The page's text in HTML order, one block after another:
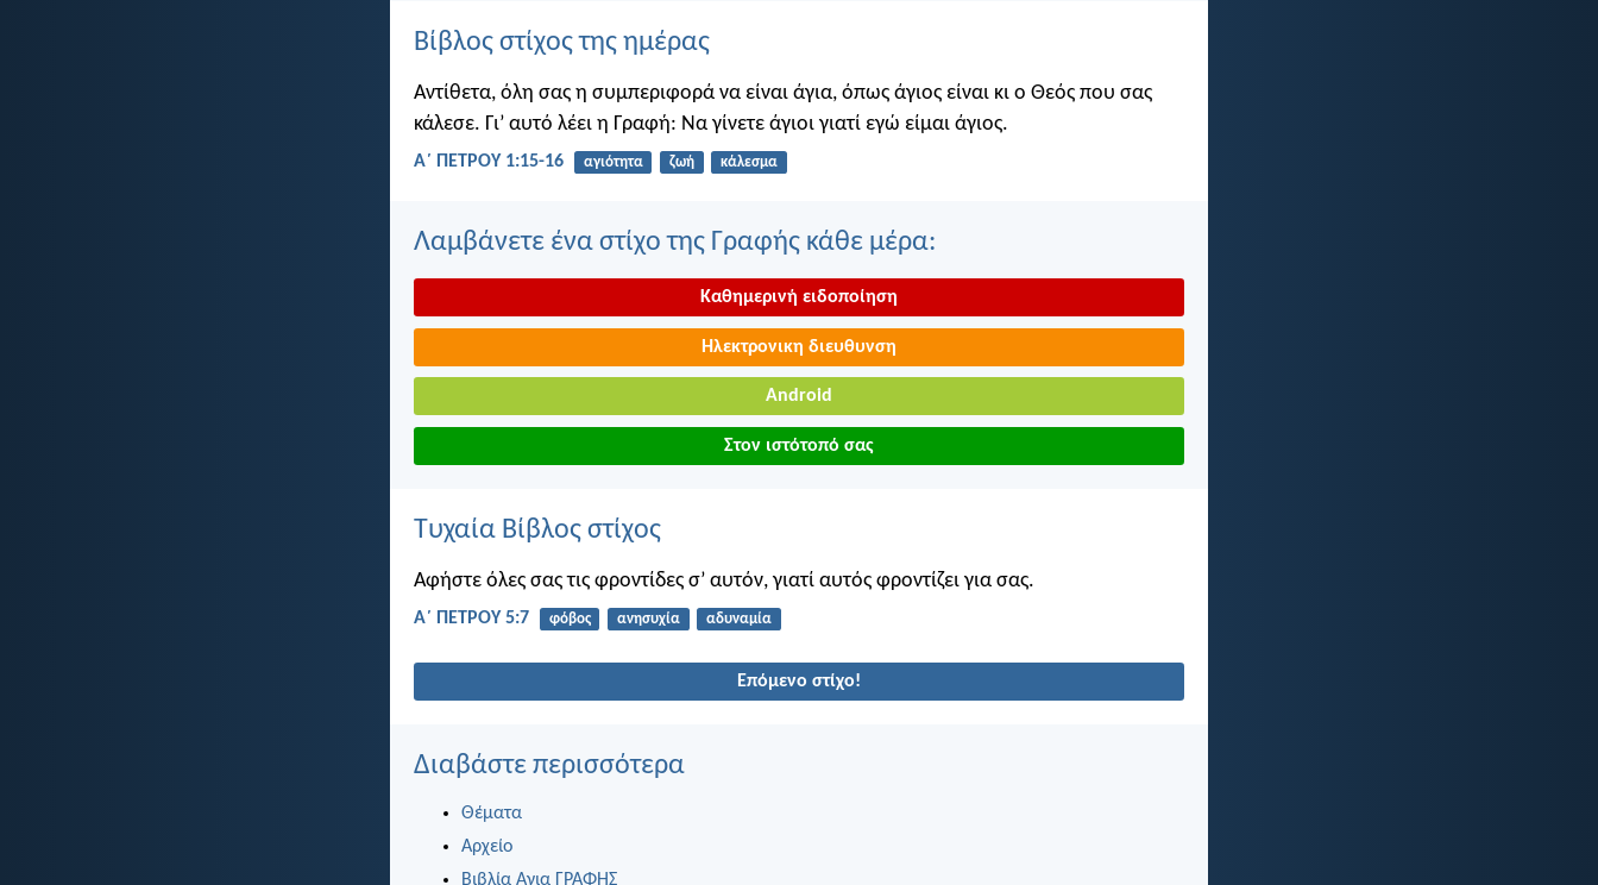
Βίβλος στίχος της ημέρας
Αντίθετα, όλη σας η συμπεριφορά να είναι άγια, όπως άγιος είναι κι ο Θεός που σας
κάλεσε. Γι’ αυτό λέει η Γραφή: Να γίνετε άγιοι γιατί εγώ είμαι άγιος.
Α΄ ΠΕΤΡΟΥ 1:15-16 αγιότητα ζωή κάλεσμα
Λαμβάνετε ένα στίχο της Γραφής κάθε μέρα:
Καθημερινή ειδοποίηση
Ηλεκτρονικη διευθυνση
Android
Στον ιστότοπό σας
Τυχαία Βίβλος στίχος
Αφήστε όλες σας τις φροντίδες σ’ αυτόν, γιατί αυτός φροντίζει για σας.
Α΄ ΠΕΤΡΟΥ 5:7 φόβος ανησυχία αδυναμία
Επόμενο στίχο!
Διαβάστε περισσότερα
Θέματα
Αρχείο
Βιβλία Αγια ΓΡΑΦΗΣ